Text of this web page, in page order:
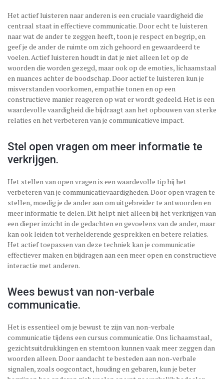
Het actief luisteren naar anderen is een cruciale vaardigheid die
centraal staat in effectieve communicatie. Door echt te luisteren
naar wat de ander te zeggen heeft, toon je respect en begrip, en
geef je de ander de ruimte om zich gehoord en gewaardeerd te
voelen. Actief luisteren houdt in dat je niet alleen let op de
woorden die worden gezegd, maar ook op de emoties, lichaamstaal
en nuances achter de boodschap. Door actief te luisteren kun je
misverstanden voorkomen, empathie tonen en op een
constructieve manier reageren op wat er wordt gedeeld. Het is een
waardevolle vaardigheid die bijdraagt aan het opbouwen van sterke
relaties en het verbeteren van je communicatieve impact.
Stel open vragen om meer informatie te
verkrijgen.
Het stellen van open vragen is een waardevolle tip bij het
verbeteren van je communicatievaardigheden. Door open vragen te
stellen, moedig je de ander aan om uitgebreider te antwoorden en
meer informatie te delen. Dit helpt niet alleen bij het verkrijgen van
een dieper inzicht in de gedachten en gevoelens van de ander, maar
kan ook leiden tot verhelderende gesprekken en betere relaties.
Het actief toepassen van deze techniek kan je communicatie
effectiever maken en bijdragen aan een meer open en constructieve
interactie met anderen.
Wees bewust van non-verbale
communicatie.
Het is essentieel om je bewust te zijn van non-verbale
communicatie tijdens een cursus communicatie. Ons lichaamstaal,
gezichtsuitdrukkingen en stemtoon kunnen vaak meer zeggen dan
woorden alleen. Door aandacht te besteden aan non-verbale
signalen, zoals oogcontact, houding en gebaren, kun je beter